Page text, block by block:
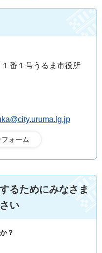
１番１号うるま市役所
るためにみなさま
い
？